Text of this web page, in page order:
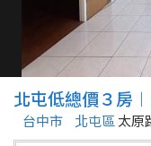
2026 高雄降價好屋限量
縣市
不限
北屯低總價３房
台中市 北屯區 太原